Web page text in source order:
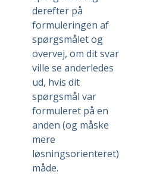
derefter på
formuleringen af
spørgsmålet og
overvej, om dit svar
ville se anderledes
ud, hvis dit
spørgsmål var
formuleret på en
anden (og måske
mere
løsningsorienteret)
måde.